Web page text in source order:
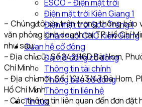
ESCO – Điện mặt trời
Điện mặt trời Kiên Giang 1
Điện mặt trời Sóc Trăng 1
Chăn nuôi CNC Kiên Giang
Quan hệ cổ đông
Đại hội đồng cổ đông
Thông tin tài chính
Thông báo cổ đông
Thông tin liên hệ
Tin tức
– Chúng tôi xin trân trọng thông báo
văn phòng kinh doanh tại TP. Hồ Chí
như sau:
– Địa chỉ cũ: Số 242/16D Bà Hom,
Chí Minh.
– Địa chỉ mới: Số 110/43/47 Bà Hom,
Hồ Chí Minh.
– Các thông tin liên quan đến đơn đặt